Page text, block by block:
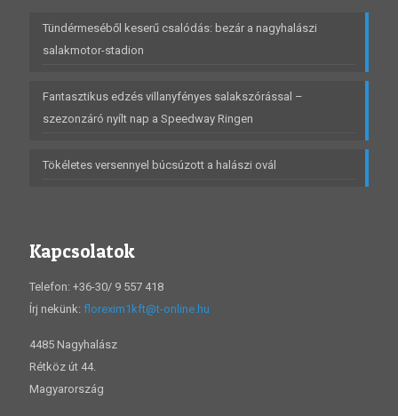
Tündérmeséből keserű csalódás: bezár a nagyhalászi
salakmotor-stadion
Fantasztikus edzés villanyfényes salakszórással –
szezonzáró nyílt nap a Speedway Ringen
Tökéletes versennyel búcsúzott a halászi ovál
Kapcsolatok
Telefon: +36-30/ 9 557 418
Írj nekünk: florexim1kft@t-online.hu
4485 Nagyhalász
Rétköz út 44.
Magyarország